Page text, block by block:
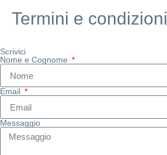
Termini e condizioni
Scrivici
Nome e Cognome
Email
Messaggio